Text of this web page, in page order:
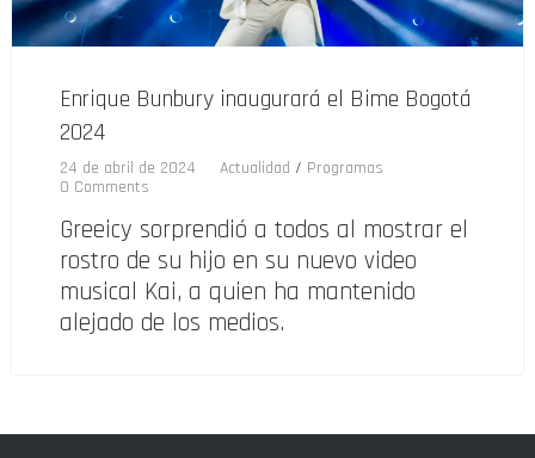
Enrique Bunbury inaugurará el Bime Bogotá
2024
24 de abril de 2024 Actualidad / Programas
0 Comments
Greeicy sorprendió a todos al mostrar el
rostro de su hijo en su nuevo video
musical Kai, a quien ha mantenido
alejado de los medios.